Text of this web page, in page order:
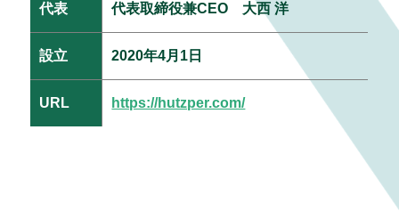
代表 代表取締役兼CEO 大西 洋
設立 2020年4月1日
URL https://hutzper.com/